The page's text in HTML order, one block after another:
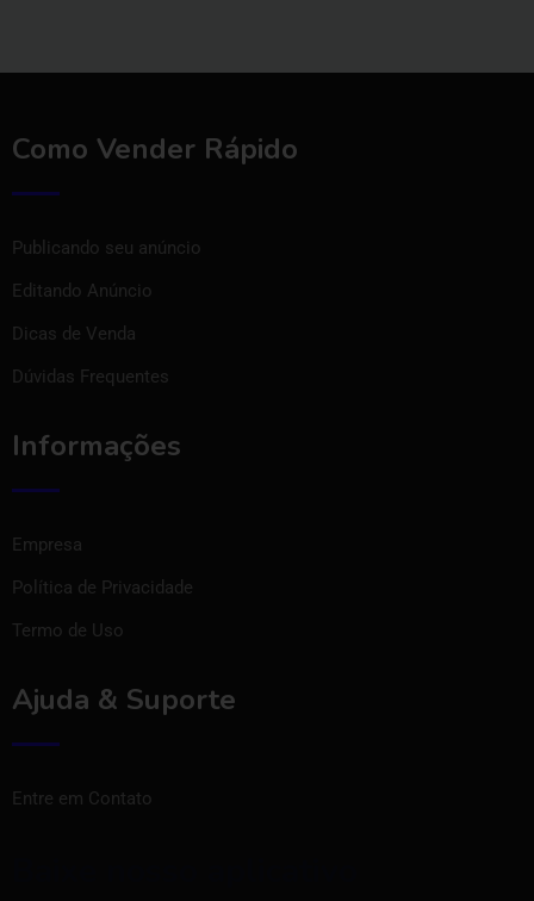
Como Vender Rápido
Publicando seu anúncio
Editando Anúncio
Dicas de Venda
Dúvidas Frequentes
Informações
Empresa
Política de Privacidade
Termo de Uso
Ajuda & Suporte
Entre em Contato